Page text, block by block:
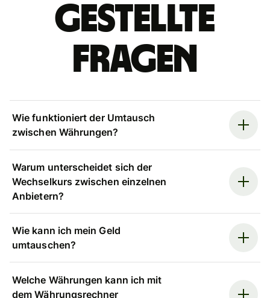
gestellte
Fragen
Wie funktioniert der Umtausch
zwischen Währungen?
Warum unterscheidet sich der
Wechselkurs zwischen einzelnen
Anbietern?
Wie kann ich mein Geld
umtauschen?
Welche Währungen kann ich mit
dem Währungsrechner